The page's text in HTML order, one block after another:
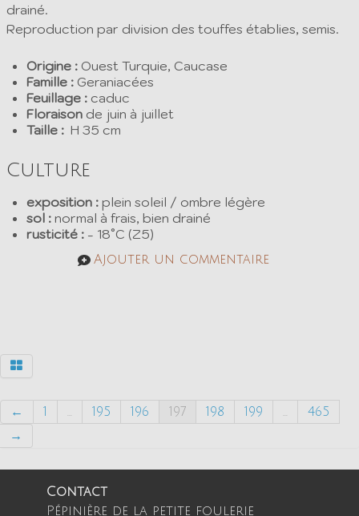
drainé.
Reproduction par division des touffes établies, semis.
Origine : Ouest Turquie, Caucase
Famille : Geraniacées
Feuillage : caduc
Floraison de juin à juillet
Taille : H 35 cm
Culture
exposition : plein soleil / ombre légère
sol : normal à frais, bien drainé
rusticité : - 18°C (Z5)
Ajouter un commentaire
← 1 ... 195 196 197 198 199 ...
465
→
Contact
Pépinière de la petite foulerie